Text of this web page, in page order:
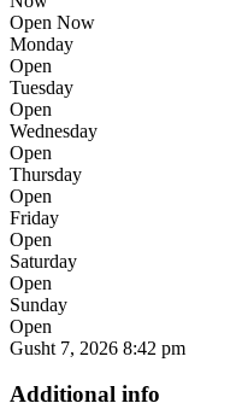
Open Now
Monday
Open
Tuesday
Open
Wednesday
Open
Thursday
Open
Friday
Open
Saturday
Open
Sunday
Open
Gusht 7, 2026 8:42 pm
Additional info